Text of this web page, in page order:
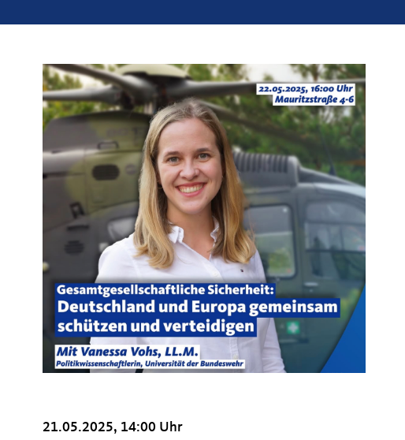
21.05.2025, 14:00 Uhr